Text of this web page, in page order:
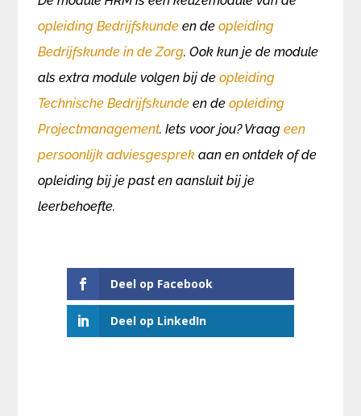
opleiding Bedrijfskunde en deopleiding
Bedrijfskunde in de Zorg. Ook kun je de module
als extra module volgen bij deopleiding
Technische Bedrijfskunde en deopleiding
Projectmanagement. Iets voor jou? Vraageen
persoonlijk adviesgesprek aan en ontdek of de
opleiding bij je past en aansluit bij je
leerbehoefte.
Deel op Facebook
Deel op LinkedIn